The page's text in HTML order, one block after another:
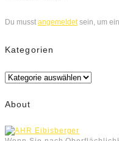
Du musst angemeldetsein, um
Kategorien
Kategorien
About